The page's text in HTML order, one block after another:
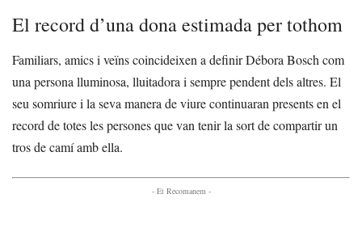
El record d’una dona estimada per tothom
Familiars, amics i veïns coincideixen a definir Débora Bosch com
una persona lluminosa, lluitadora i sempre pendent dels altres. El
seu somriure i la seva manera de viure continuaran presents en el
record de totes les persones que van tenir la sort de compartir un
tros de camí amb ella.
- Et Recomanem -